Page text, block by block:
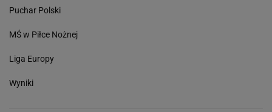
Puchar Polski
MŚ w Piłce Nożnej
Liga Europy
Wyniki